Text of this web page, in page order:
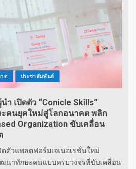
าด ประชาสัมพันธ์
ำ เปิดตัว “Conicle Skills”
คนยุคใหม่สู่โลกอนาคต พลิก
Organization ขับเคลื่อน
ตัวแพลตฟอร์มเจเนอเรชั่นใหม่
ฒนาทักษะคนแบบครบวงจรที่ขับเคลื่อน